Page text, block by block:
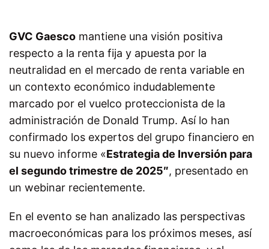
GVC Gaesco mantiene una visión positiva
respecto a la renta fija y apuesta por la
neutralidad en el mercado de renta variable en
un contexto económico indudablemente
marcado por el vuelco proteccionista de la
administración de Donald Trump. Así lo han
confirmado los expertos del grupo financiero en
su nuevo informe «Estrategia de Inversión para
el segundo trimestre de 2025″, presentado en
un webinar recientemente.
En el evento se han analizado las perspectivas
macroeconómicas para los próximos meses, así